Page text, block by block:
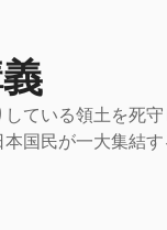
ている領土を死
国民が一大集結